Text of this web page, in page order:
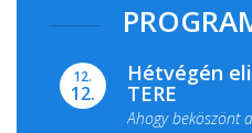
12.
12.
Hétvégén
TERE
Ahogy beköszönt